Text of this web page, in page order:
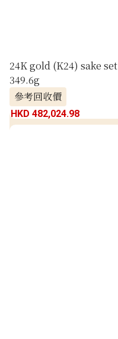
24K gold (K24) sake set
349.6g
參考回收價
HKD 482,024.98